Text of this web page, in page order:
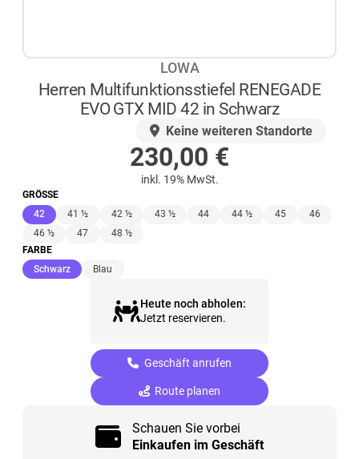
LOWA
Herren Multifunktionsstiefel RENEGADE
EVO GTX MID 42 in Schwarz
Keine weiteren Standorte
230,00 €
inkl. 19% MwSt.
GRÖSSE
42 (ausgewählt)
41 ½ 42 ½ 43 ½ 44 44 ½ 45
46
46 ½
47
48 ½
FARBE
Schwarz(ausgewählt)
Blau
Heute noch abholen:
Jetzt reservieren.
Geschäft anrufen
Route planen
Schauen Sie vorbei
Einkaufen im Geschäft